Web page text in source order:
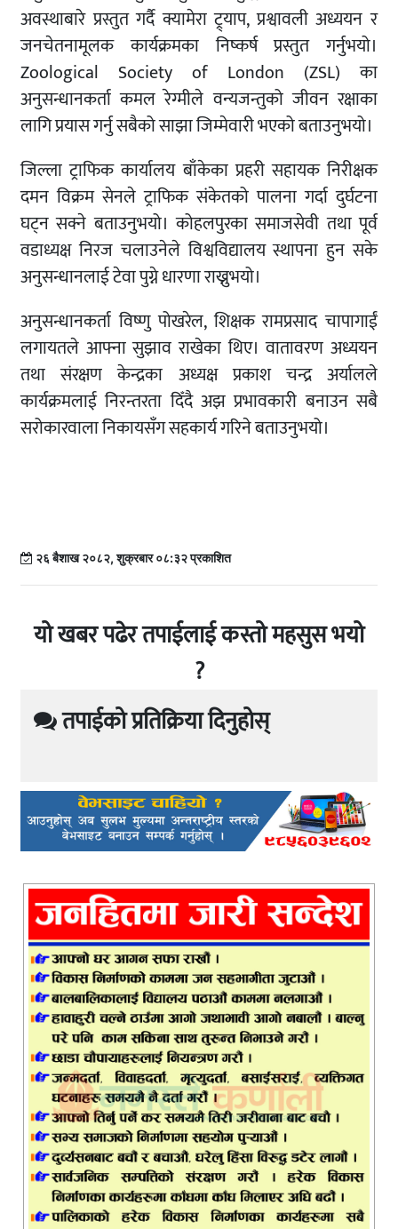
अवस्थाबारे प्रस्तुत गर्दै क्यामेरा ट्र्याप, प्रश्वावली अध्ययन र
जनचेतनामूलक कार्यक्रमका निष्कर्ष प्रस्तुत गर्नुभयो।
Zoological Society of London (ZSL) का
अनुसन्धानकर्ता कमल रेग्मीले वन्यजन्तुको जीवन रक्षाका
लागि प्रयास गर्नु सबैको साझा जिम्मेवारी भएको बताउनुभयो।
जिल्ला ट्राफिक कार्यालय बाँकेका प्रहरी सहायक निरीक्षक
दमन विक्रम सेनले ट्राफिक संकेतको पालना गर्दा दुर्घटना
घट्न सक्ने बताउनुभयो। कोहलपुरका समाजसेवी तथा पूर्व
वडाध्यक्ष निरज चलाउनेले विश्वविद्यालय स्थापना हुन सके
अनुसन्धानलाई टेवा पुग्ने धारणा राख्नुभयो।
अनुसन्धानकर्ता विष्णु पोखरेल, शिक्षक रामप्रसाद चापागाईं
लगायतले आफ्ना सुझाव राखेका थिए। वातावरण अध्ययन
तथा संरक्षण केन्द्रका अध्यक्ष प्रकाश चन्द्र अर्यालले
कार्यक्रमलाई निरन्तरता दिँदै अझ प्रभावकारी बनाउन सबै
सरोकारवाला निकायसँग सहकार्य गरिने बताउनुभयो।
२६ बैशाख २०८२, शुक्रबार ०८:३२ प्रकाशित
यो खबर पढेर तपाईलाई कस्तो महसुस भयो
?
तपाईको प्रतिक्रिया दिनुहोस्